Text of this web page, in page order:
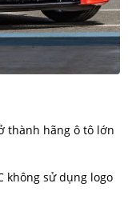
thành hãng ô tô lớn
không sử dụng logo